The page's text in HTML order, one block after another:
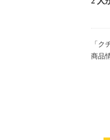
【メ
・洗
ない
・除
・な
「ク
商品